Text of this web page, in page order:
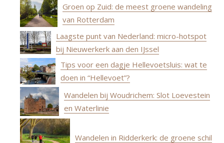
Groen op Zuid: de meest groene wandeling
van Rotterdam
Laagste punt van Nederland: micro-hotspot
bij Nieuwerkerk aan den IJssel
Tips voor een dagje Hellevoetsluis: wat te
doen in “Hellevoet”?
Wandelen bij Woudrichem: Slot Loevestein
en Waterlinie
Wandelen in Ridderkerk: de groene schil